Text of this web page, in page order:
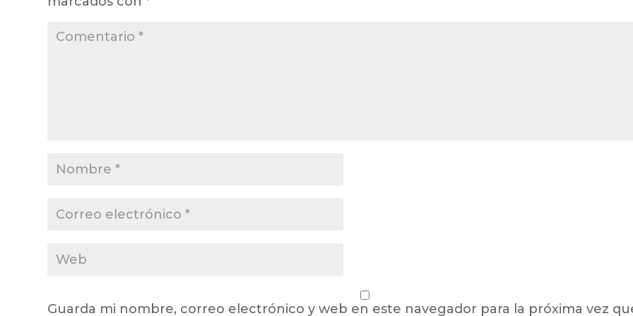
Guarda mi nombre, correo electrónico y web en este navegador para la próxima vez